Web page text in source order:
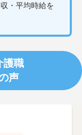
・平均時給を
護職
声